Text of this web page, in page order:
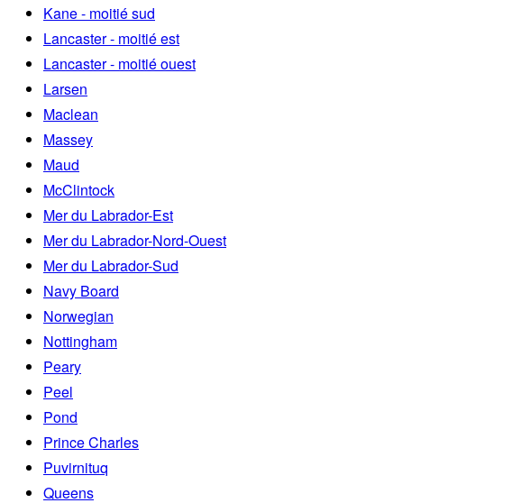
Kane - moitié sud
Lancaster - moitié est
Lancaster - moitié ouest
Larsen
Maclean
Massey
Maud
McClintock
Mer du Labrador-Est
Mer du Labrador-Nord-Ouest
Mer du Labrador-Sud
Navy Board
Norwegian
Nottingham
Peary
Peel
Pond
Prince Charles
Puvirnituq
Queens